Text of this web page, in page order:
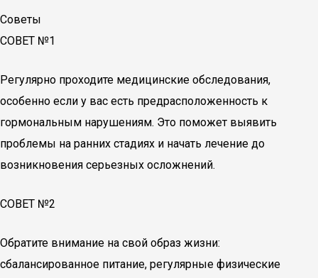
Советы
СОВЕТ №1
Регулярно проходите медицинские обследования,
особенно если у вас есть предрасположенность к
гормональным нарушениям. Это поможет выявить
проблемы на ранних стадиях и начать лечение до
возникновения серьезных осложнений.
СОВЕТ №2
Обратите внимание на свой образ жизни:
сбалансированное питание, регулярные физические